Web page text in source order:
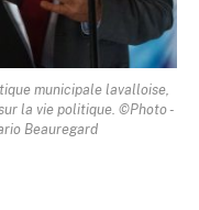
municipale lavalloise,
la vie politique. ©Photo -
Beauregard